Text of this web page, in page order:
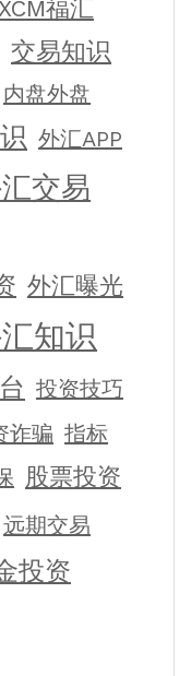
福汇
交易知识
内盘外盘
外汇APP
交易
外汇曝光
知识
投资技巧
诈骗 指标
股票投资
远期交易
投资